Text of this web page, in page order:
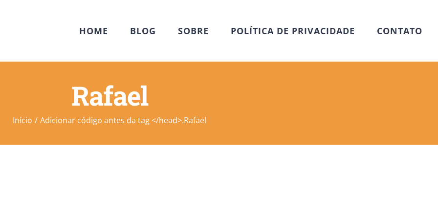
HOME BLOG SOBRE POLÍTICA DE PRIVACIDADE CONTATO
Rafael
Início Adicionar código antes da tag </head>.Rafael